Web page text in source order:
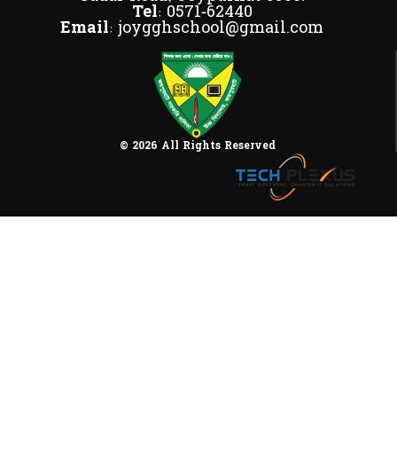
© 2026 All Rights Reserved
Tel: 0571-62440
Email: joygghschool@gmail.com